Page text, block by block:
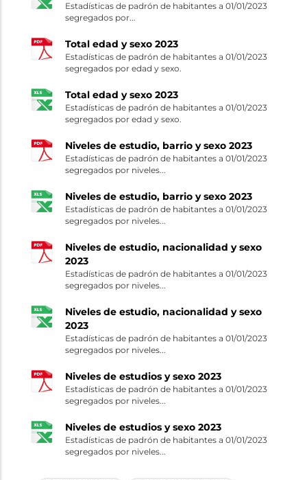
Estadísticas de padrón de habitantes a 01/01/2023
segregados por...
Total edad y sexo 2023
Estadísticas de padrón de habitantes a 01/01/2023
segregados por edad y sexo.
Total edad y sexo 2023
Estadísticas de padrón de habitantes a 01/01/2023
segregados por edad y sexo.
Niveles de estudio, barrio y sexo 2023
Estadísticas de padrón de habitantes a 01/01/2023
segregados por niveles...
Niveles de estudio, barrio y sexo 2023
Estadísticas de padrón de habitantes a 01/01/2023
segregados por niveles...
Niveles de estudio, nacionalidad y sexo
2023
Estadísticas de padrón de habitantes a 01/01/2023
segregados por niveles...
Niveles de estudio, nacionalidad y sexo
2023
Estadísticas de padrón de habitantes a 01/01/2023
segregados por niveles...
Niveles de estudios y sexo 2023
Estadísticas de padrón de habitantes a 01/01/2023
segregados por niveles...
Niveles de estudios y sexo 2023
Estadísticas de padrón de habitantes a 01/01/2023
segregados por niveles...